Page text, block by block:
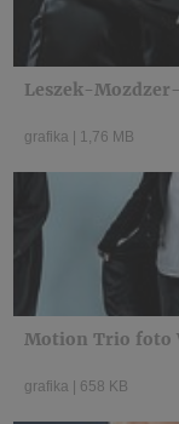
Leszek-
grafika 1,76 MB
grafika 658 KB